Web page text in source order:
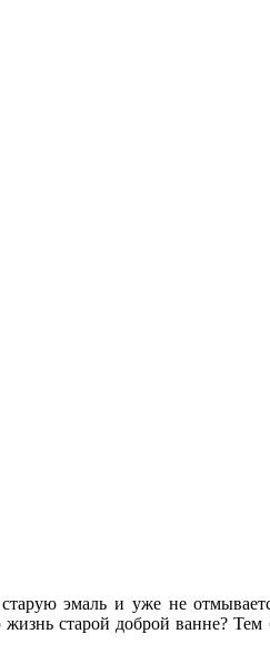
эмаль и уже не
старой доброй ванне? Тем